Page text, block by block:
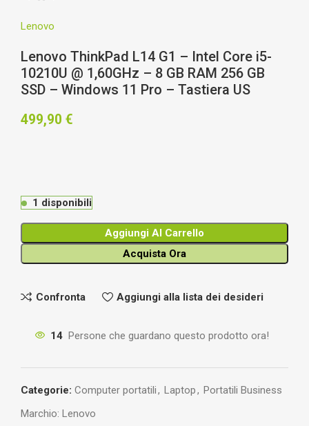
Lenovo
Lenovo ThinkPad L14 G1 – Intel Core i5-
10210U @ 1,60GHz – 8 GB RAM 256 GB
SSD – Windows 11 Pro – Tastiera US
499,90 €
1 disponibili
Aggiungi Al Carrello
Acquista Ora
Confronta Aggiungi alla lista dei desideri
14 Persone che guardano questo prodotto ora!
Categorie: Computer portatili, Laptop, Portatili Business
Marchio: Lenovo